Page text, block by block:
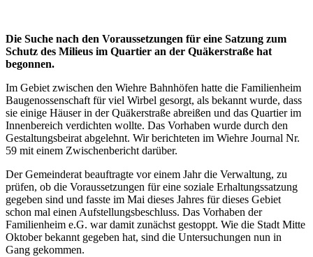
Die Suche nach den Voraussetzungen für eine Satzung zum
Schutz des Milieus im Quartier an der Quäkerstraße hat
begonnen.
Im Gebiet zwischen den Wiehre Bahnhöfen hatte die Familienheim
Baugenossenschaft für viel Wirbel gesorgt, als bekannt wurde, dass
sie einige Häuser in der Quäkerstraße abreißen und das Quartier im
Innenbereich verdichten wollte. Das Vorhaben wurde durch den
Gestaltungsbeirat abgelehnt. Wir berichteten im Wiehre Journal Nr.
59 mit einem Zwischenbericht darüber.
Der Gemeinderat beauftragte vor einem Jahr die Verwaltung, zu
prüfen, ob die Voraussetzungen für eine soziale Erhaltungssatzung
gegeben sind und fasste im Mai dieses Jahres für dieses Gebiet
schon mal einen Aufstellungsbeschluss. Das Vorhaben der
Familienheim e.G. war damit zunächst gestoppt. Wie die Stadt Mitte
Oktober bekannt gegeben hat, sind die Untersuchungen nun in
Gang gekommen.